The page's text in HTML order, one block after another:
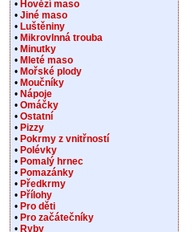
• Hovězí maso
• Jiné maso
• Luštěniny
• Mikrovlnná trouba
• Minutky
• Mleté maso
• Mořské plody
• Moučníky
• Nápoje
• Omáčky
• Ostatní
• Pizzy
• Pokrmy z vnitřností
• Polévky
• Pomalý hrnec
• Pomazánky
• Předkrmy
• Přílohy
• Pro děti
• Pro začátečníky
• Ryby